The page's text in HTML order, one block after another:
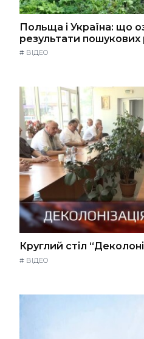
Польща і Україна: що
результати пошукових
# ВІДЕО
Круглий стіл
# ВІДЕО